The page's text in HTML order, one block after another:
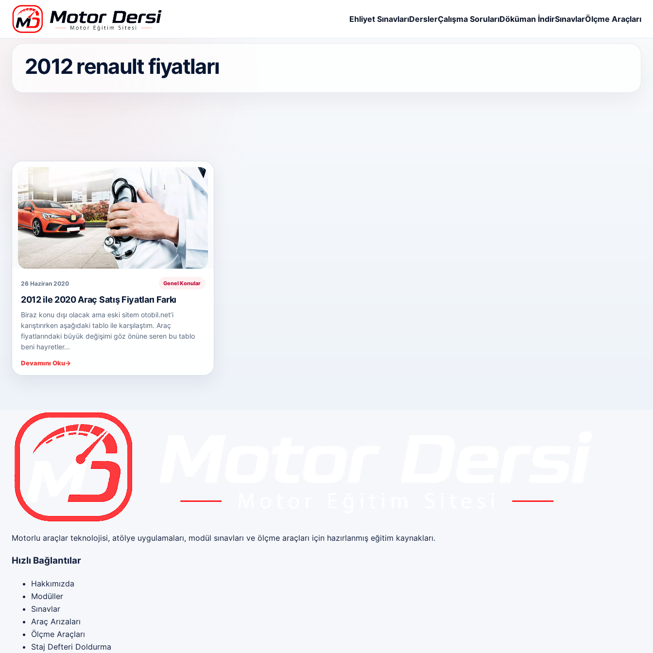
Motor Dersi
Ehliyet SınavlarıDerslerÇalışma SorularıDöküman İndirSınavlarÖlçme Araçları
2012 renault fiyatları
26 Haziran 2020 Genel Konular
2012 ile 2020 Araç Satış Fiyatları Farkı
Biraz konu dışı olacak ama eski sitem otobil.net’i
karıştırırken aşağıdaki tablo ile karşılaştım. Araç
fiyatlarındaki büyük değişimi göz önüne seren bu tablo
beni hayretler...
Devamını Oku→
Motor Dersi
Motorlu araçlar teknolojisi, atölye uygulamaları, modül sınavları ve ölçme araçları için hazırlanmış eğitim kaynakları.
Hızlı Bağlantılar
Hakkımızda
Modüller
Sınavlar
Araç Arızaları
Ölçme Araçları
Staj Defteri Doldurma